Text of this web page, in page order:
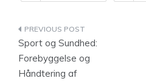
Indlægsnavigation
Sport og Sundhed:
Forebyggelse og
Håndtering af